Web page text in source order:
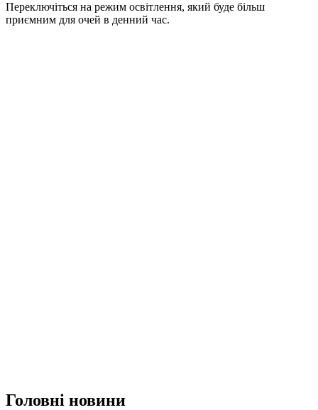
Переключіться на режим освітлення, який буде більш
приємним для очей в денний час.
Головні новини